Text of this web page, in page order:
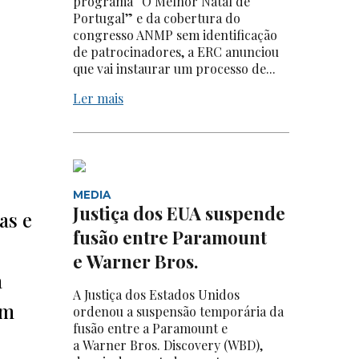
e
Portugal” e da cobertura do
congresso ANMP sem identificação
de patrocinadores, a ERC anunciou
que vai instaurar um processo de...
Ler mais
MEDIA
Justiça dos EUA suspende
fusão entre Paramount
e Warner Bros.
A Justiça dos Estados Unidos
ordenou a suspensão temporária da
fusão entre a Paramount e
a Warner Bros. Discovery (WBD),